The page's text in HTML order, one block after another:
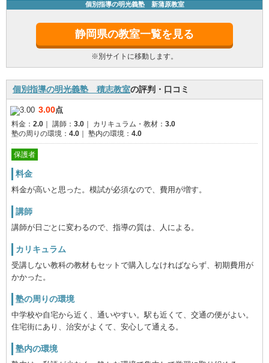
個別指導の明光義塾 新蒲原教室
静岡県の教室一覧を見る
※別サイトに移動します。
個別指導の明光義塾 積志教室の評判・口コミ
3.00点
料金： 2.0 講師： 3.0 カリキュラム・教材： 3.0
塾の周りの環境： 4.0 塾内の環境： 4.0
保護者
料金
料金が高いと思った。模試が必須なので、費用が増す。
講師
講師が日ごとに変わるので、指導の質は、人による。
カリキュラム
受講しない教科の教材もセットで購入しなければならず、初期費用が
かかった。
塾の周りの環境
中学校や自宅から近く、通いやすい。駅も近くて、交通の便がよい。
住宅街にあり、治安がよくて、安心して通える。
塾内の環境